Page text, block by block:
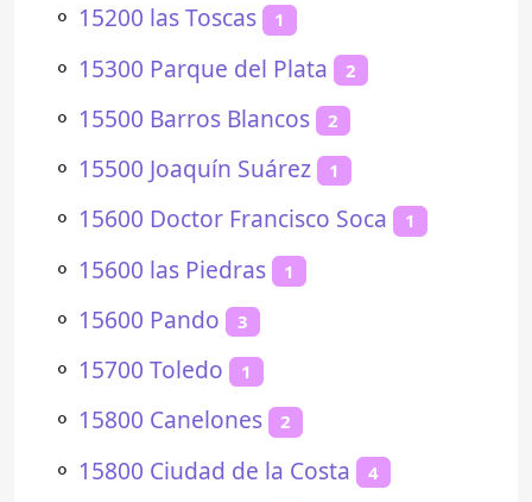
⚬ 15200 las Toscas 1
⚬ 15300 Parque del Plata 2
⚬ 15500 Barros Blancos 2
⚬ 15500 Joaquín Suárez 1
⚬ 15600 Doctor Francisco Soca 1
⚬ 15600 las Piedras 1
⚬ 15600 Pando 3
⚬ 15700 Toledo 1
⚬ 15800 Canelones 2
⚬ 15800 Ciudad de la Costa 4